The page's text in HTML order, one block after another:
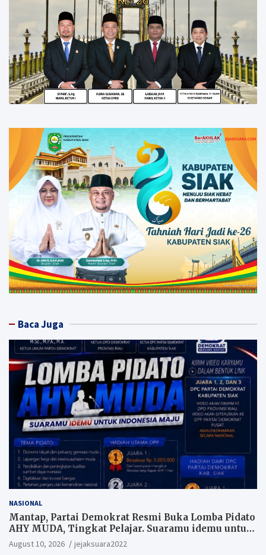
Baca Juga
NASIONAL
Mantap, Partai Demokrat Resmi Buka Lomba Pidato
AHY MUDA, Tingkat Pelajar. Suaramu idemu untuk
Indonesia maju
August 10, 2026 jejaksuara2022